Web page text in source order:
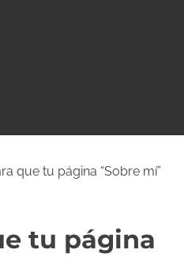
que tu página “Sobre mí”
tu página